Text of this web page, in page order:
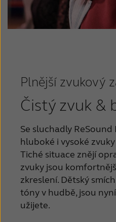
Plnější zvukový
Čistý zvuk &
Se sluchadly
hluboké i vysoké
Tiché situace znějí
zvuky jsou
zkreslení. Dětský
tóny v hudbě, jsou
užijete.